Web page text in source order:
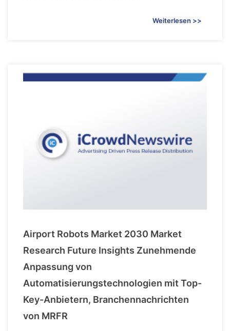
Weiterlesen >>
Airport Robots Market 2030 Market
Research Future Insights Zunehmende
Anpassung von
Automatisierungstechnologien mit Top-
Key-Anbietern, Branchennachrichten
von MRFR